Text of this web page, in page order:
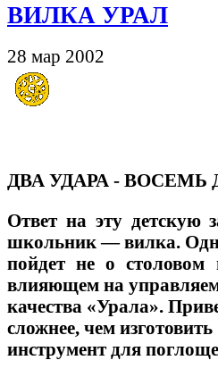
ВИЛКА УРАЛ
28 мар 2002
ДВА УДАРА - ВОСЕМЬ
Ответ на эту детскую
школьник — вилка.
пойдет не о столовом
влияющем на
качества «Урала».
сложнее, чем изготовить
инструмент для